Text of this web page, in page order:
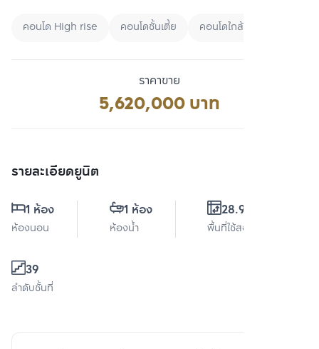
คอนโด High rise คอนโดชั้นเตี้ย คอนโดใกล้ MRT
ราคาขาย
5,620,000 บาท
รายละเอียดยูนิต
1 ห้อง
ห้องนอน
1 ห้อง
ห้องน้ำ
28.99 ตร.ม.
พื้นที่ใช้สอย
39
ลำดับชั้นที่